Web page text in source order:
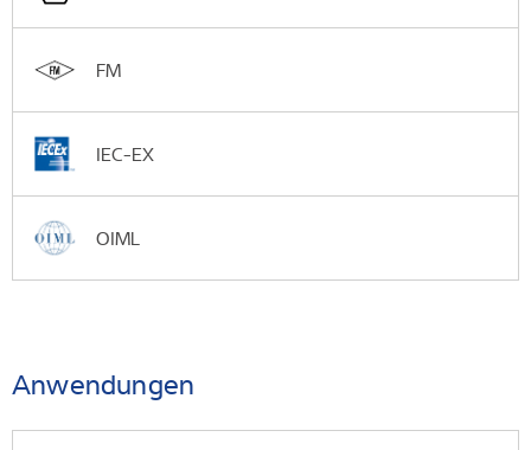
FM
IEC-EX
OIML
Anwendungen